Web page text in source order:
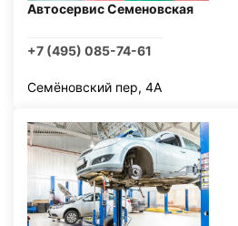
Автосервис Семеновская
+7 (495) 085-74-61
Семёновский пер, 4А